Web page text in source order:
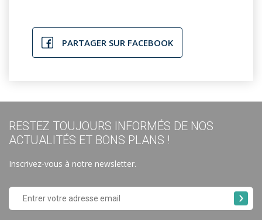
PARTAGER SUR FACEBOOK
RESTEZ TOUJOURS INFORMÉS DE NOS
ACTUALITÉS ET BONS PLANS !
Inscrivez-vous à notre newsletter.